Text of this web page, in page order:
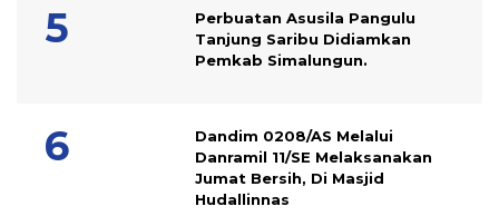
Perbuatan Asusila Pangulu
Tanjung Saribu Didiamkan
Pemkab Simalungun.
Dandim 0208/AS Melalui
Danramil 11/SE Melaksanakan
Jumat Bersih, Di Masjid
Hudallinnas